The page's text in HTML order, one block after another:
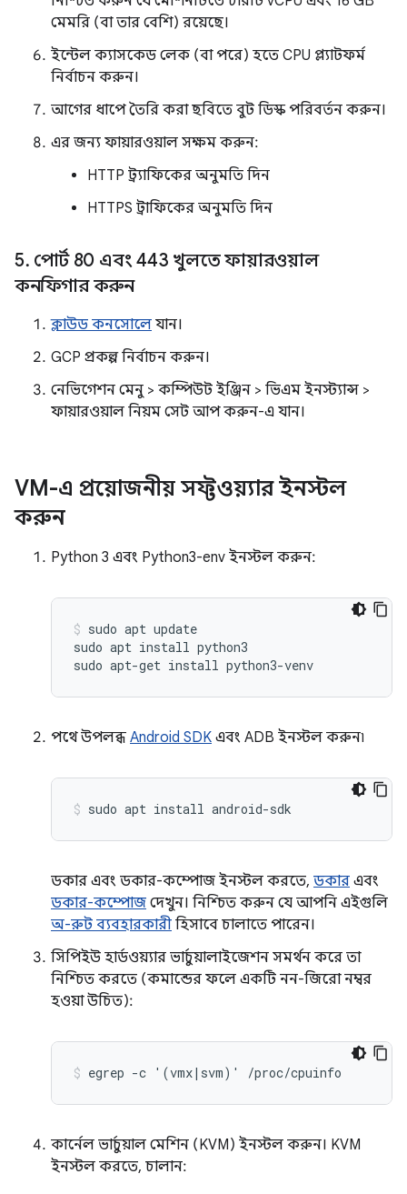
মেমরি (বা তার বেশি) রয়েছে।
ইন্টেল ক্যাসকেড লেক (বা পরে) হতে CPU প্ল্যাটফর্ম
নির্বাচন করুন।
আগের ধাপে তৈরি করা ছবিতে বুট ডিস্ক পরিবর্তন করুন।
এর জন্য ফায়ারওয়াল সক্ষম করুন:
HTTP ট্র্যাফিকের অনুমতি দিন
HTTPS ট্রাফিকের অনুমতি দিন
5. পোর্ট 80 এবং 443 খুলতে ফায়ারওয়াল
কনফিগার করুন
ক্লাউড কনসোলে যান।
GCP প্রকল্প নির্বাচন করুন।
নেভিগেশন মেনু > কম্পিউট ইঞ্জিন > ভিএম ইনস্ট্যান্স >
ফায়ারওয়াল নিয়ম সেট আপ করুন-এ যান।
VM-এ প্রয়োজনীয় সফ্টওয়্যার ইনস্টল
করুন
Python 3 এবং Python3-env ইনস্টল করুন:
sudo apt update
sudo apt install python3
পথে উপলব্ধ Android SDK এবং ADB ইনস্টল করুন৷
ডকার এবং ডকার-কম্পোজ ইনস্টল করতে, ডকার এবং
ডকার-কম্পোজ দেখুন। নিশ্চিত করুন যে আপনি এইগুলি
অ-রুট ব্যবহারকারী হিসাবে চালাতে পারেন।
সিপিইউ হার্ডওয়্যার ভার্চুয়ালাইজেশন সমর্থন করে তা
নিশ্চিত করতে (কমান্ডের ফলে একটি নন-জিরো নম্বর
হওয়া উচিত):
কার্নেল ভার্চুয়াল মেশিন (KVM) ইনস্টল করুন। KVM
ইনস্টল করতে, চালান: